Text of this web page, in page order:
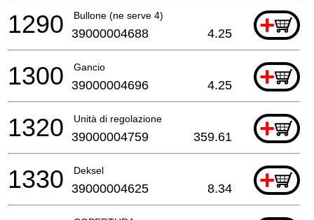
Bullone (ne serve 4) +
1290 39000004688 4.25
Gancio +
1300 39000004696 4.25
Unità di regolazione +
1320 39000004759 359.61
Deksel +
1330 39000004625 8.34